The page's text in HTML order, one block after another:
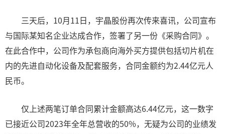
三天后，10月11日，宇晶股份再次传来喜讯，公司宣布
与国际某知名企业达成合作，签署了另一份《采购合同》。
在此合作中，公司作为承包商向海外买方提供包括切片机在
内的先进自动化设备及配套服务，合同金额约为2.44亿元人
民币。
仅上述两笔订单合同累计金额高达6.44亿元，这一数字
已接近公司2023年全年总营收的50%，无疑为公司的业绩发